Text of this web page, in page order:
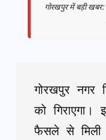
गोरखपुर में बड़ी खबर:
गोरखपुर नगर
को गिराएगा।
फैसले से मिली